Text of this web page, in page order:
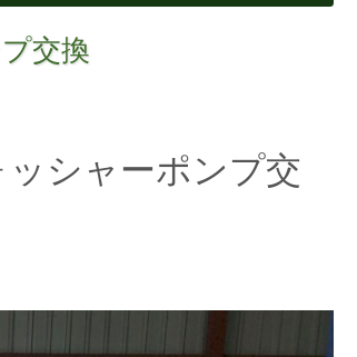
交換
シャーポンプ交